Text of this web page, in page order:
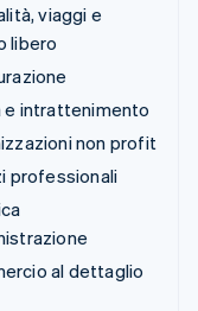
viaggi e
libero
e intrattenimento
non profit
professionali
al dettaglio